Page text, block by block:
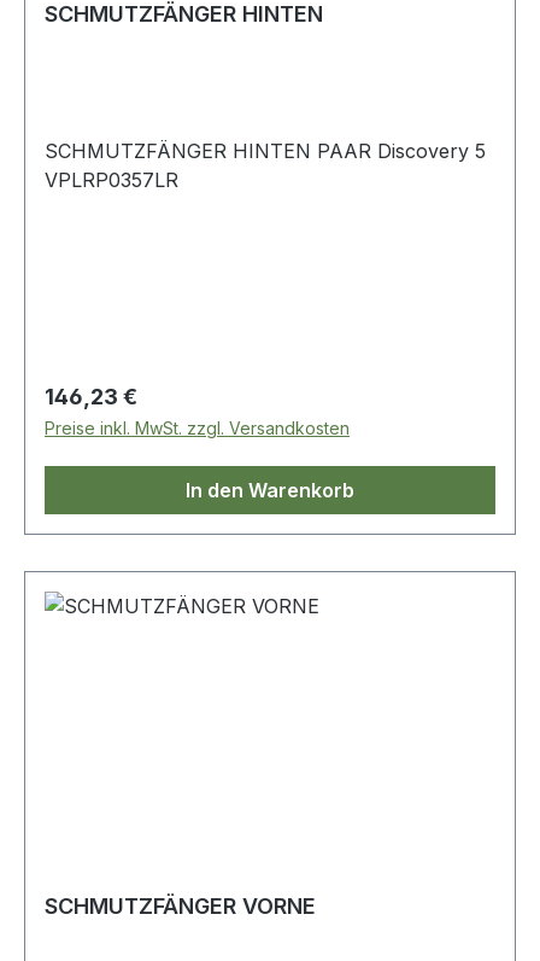
SCHMUTZFÄNGER HINTEN
SCHMUTZFÄNGER HINTEN PAAR Discovery 5
VPLRP0357LR
Regulärer Preis:
146,23 €
Preise inkl. MwSt. zzgl. Versandkosten
In den Warenkorb
SCHMUTZFÄNGER VORNE